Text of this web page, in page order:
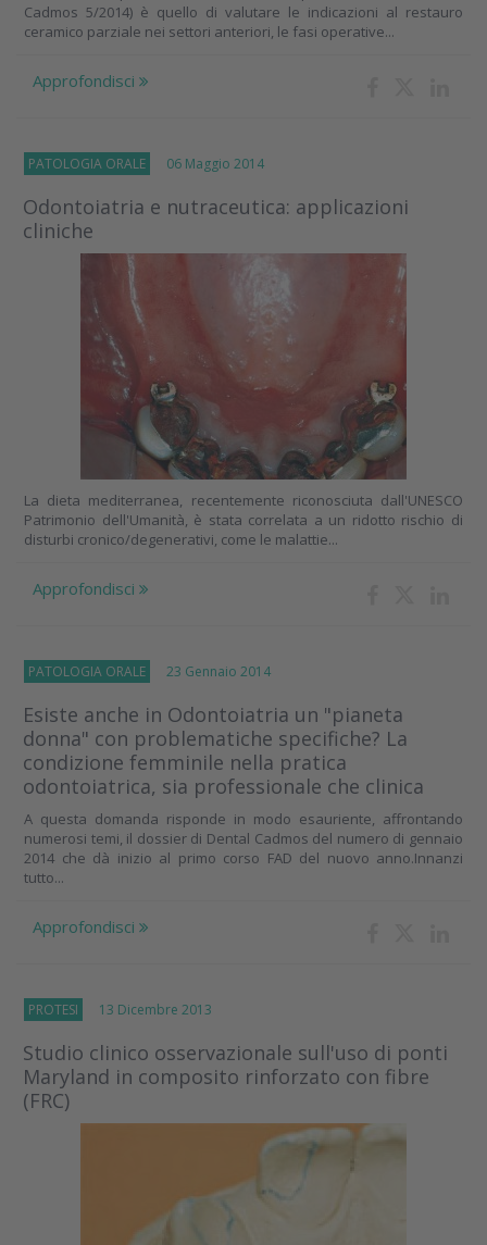
Cadmos 5/2014) è quello di valutare le indicazioni al restauro
ceramico parziale nei settori anteriori, le fasi operative...
Approfondisci
PATOLOGIA ORALE 06 Maggio 2014
Odontoiatria e nutraceutica: applicazioni
cliniche
La dieta mediterranea, recentemente riconosciuta dall'UNESCO
Patrimonio dell'Umanità, è stata correlata a un ridotto rischio di
disturbi cronico/degenerativi, come le malattie...
Approfondisci
PATOLOGIA ORALE 23 Gennaio 2014
Esiste anche in Odontoiatria un "pianeta
donna" con problematiche specifiche? La
condizione femminile nella pratica
odontoiatrica, sia professionale che clinica
A questa domanda risponde in modo esauriente, affrontando
numerosi temi, il dossier di Dental Cadmos del numero di gennaio
2014 che dà inizio al primo corso FAD del nuovo anno.Innanzi
tutto...
Approfondisci
PROTESI 13 Dicembre 2013
Studio clinico osservazionale sull'uso di ponti
Maryland in composito rinforzato con fibre
(FRC)